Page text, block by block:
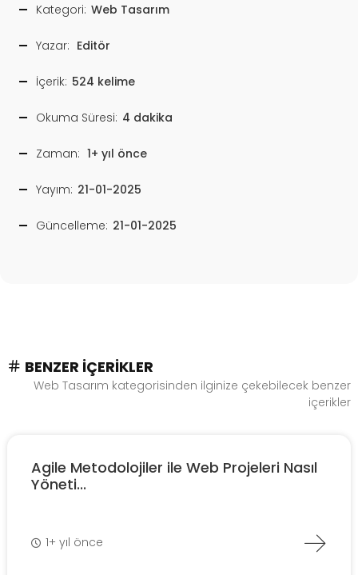
Kategori: Web Tasarım
Yazar: Editör
İçerik: 524 kelime
Okuma Süresi: 4 dakika
Zaman: 1+ yıl önce
Yayım: 21-01-2025
Güncelleme: 21-01-2025
BENZER İÇERIKLER
Web Tasarım kategorisinden ilginize çekebilecek benzer
içerikler
Agile Metodolojiler ile Web Projeleri Nasıl
Yöneti...
1+ yıl önce